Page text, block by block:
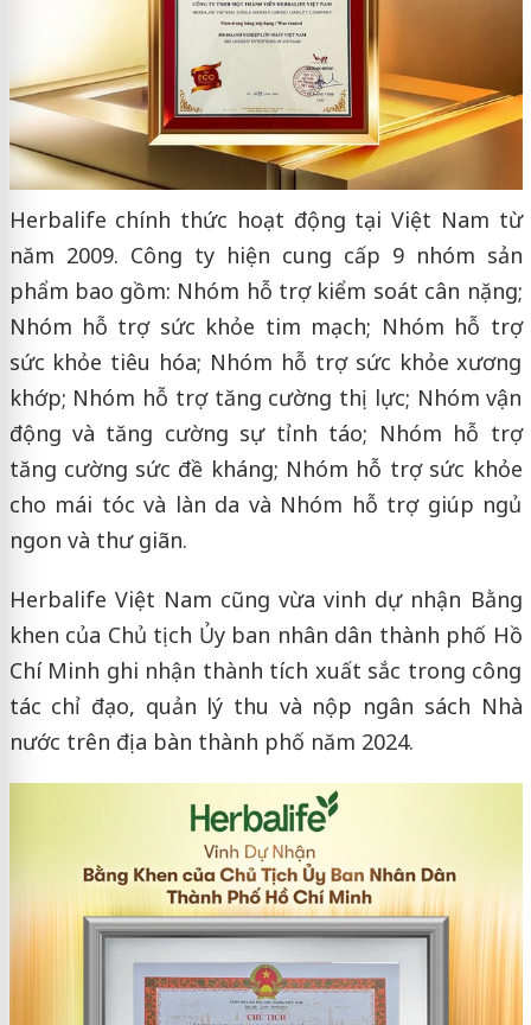
Herbalife chính thức hoạt động tại Việt Nam từ
năm 2009. Công ty hiện cung cấp 9 nhóm sản
phẩm bao gồm: Nhóm hỗ trợ kiểm soát cân nặng;
Nhóm hỗ trợ sức khỏe tim mạch; Nhóm hỗ trợ
sức khỏe tiêu hóa; Nhóm hỗ trợ sức khỏe xương
khớp; Nhóm hỗ trợ tăng cường thị lực; Nhóm vận
động và tăng cường sự tỉnh táo; Nhóm hỗ trợ
tăng cường sức đề kháng; Nhóm hỗ trợ sức khỏe
cho mái tóc và làn da và Nhóm hỗ trợ giúp ngủ
ngon và thư giãn.
Herbalife Việt Nam cũng vừa vinh dự nhận Bằng
khen của Chủ tịch Ủy ban nhân dân thành phố Hồ
Chí Minh ghi nhận thành tích xuất sắc trong công
tác chỉ đạo, quản lý thu và nộp ngân sách Nhà
nước trên địa bàn thành phố năm 2024.